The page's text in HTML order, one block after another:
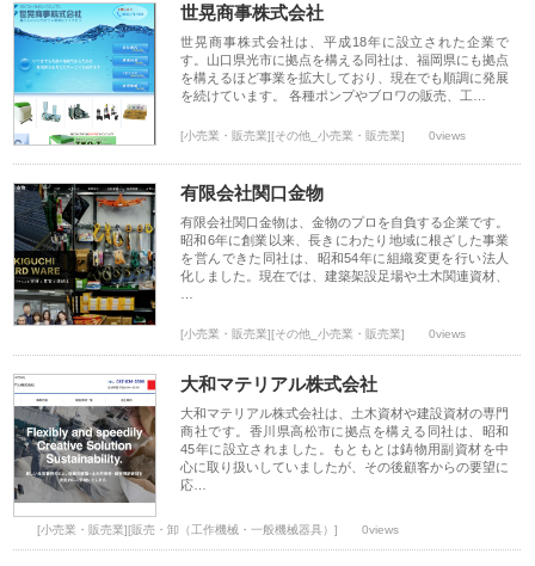
世晃商事株式会社
世晃商事株式会社は、平成18年に設立された企業で
す。山口県光市に拠点を構える同社は、福岡県にも拠点
を構えるほど事業を拡大しており、現在でも順調に発展
を続けています。 各種ポンプやブロワの販売、工…
[小売業・販売業][その他_小売業・販売業] 0views
有限会社関口金物
有限会社関口金物は、金物のプロを自負する企業です。
昭和6年に創業以来、長きにわたり地域に根ざした事業
を営んできた同社は、昭和54年に組織変更を行い法人
化しました。現在では、建築架設足場や土木関連資材、
[小売業・販売業][その他_小売業・販売業] 0views
大和マテリアル株式会社
大和マテリアル株式会社は、土木資材や建設資材の専門
商社です。香川県高松市に拠点を構える同社は、昭和
45年に設立されました。もともとは鋳物用副資材を中
心に取り扱いしていましたが、その後顧客からの要望に
応…
[小売業・販売業][販売・卸（工作機械・一般機械器具）] 0views